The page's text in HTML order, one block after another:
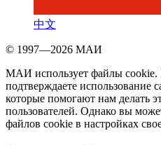
中文
© 1997—2026 МАИ
МАИ использует файлы cookie.
подтверждаете использование
которые помогают нам делать
пользователей. Однако вы
файлов cookie в настройках